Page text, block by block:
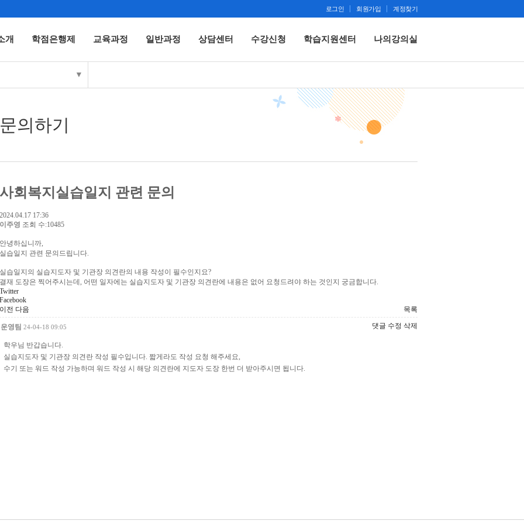
로그인 회원가입 계정찾기
개 학점은행제 교육과정 일반과정 상담센터 수강신청 학습지원센터 나의강의실
▼
문의하기
사회복지실습일지 관련 문의
2024.04.17 17:36
이주영 조회 수:10485
안녕하십니까,
실습일지 관련 문의드립니다.
실습일지의 실습지도자 및 기관장 의견란의 내용 작성이 필수인지요?
결재 도장은 찍어주시는데, 어떤 일자에는 실습지도자 및 기관장 의견란에 내용은 없어 요청드려야 하는 것인지 궁금합니다.
Twitter
Facebook
이전 다음 목록
운영팀 24-04-18 09:05 댓글 수정 삭제
학우님 반갑습니다.
실습지도자 및 기관장 의견란 작성 필수입니다. 짧게라도 작성 요청 해주세요,
수기 또는 워드 작성 가능하며 워드 작성 시 해당 의견란에 지도자 도장 한번 더 받아주시면 됩니다.